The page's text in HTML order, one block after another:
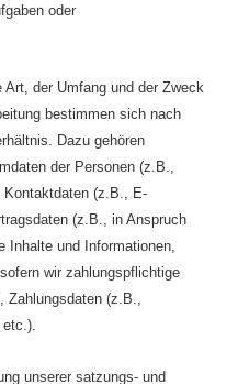
oder
Art, der Umfang und der Zweck
bestimmen sich nach
Dazu gehören
der Personen (z.B.,
Kontaktdaten (z.B., E-
(z.B., in Anspruch
Inhalte und Informationen,
wir zahlungspflichtige
Zahlungsdaten (z.B.,
etc.).
unserer satzungs- und